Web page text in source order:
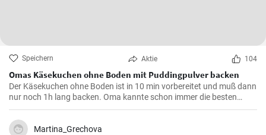
Speichern Aktie 104
Omas Käsekuchen ohne Boden mit Puddingpulver backen
Der Käsekuchen ohne Boden ist in 10 min vorbereitet und muß dann
nur noch 1h lang backen. Oma kannte schon immer die besten
Käsekuchen Rezepte für den Kaffeetisch und dieser wird mit Vanille
Puddingpulver stabilisiert.
Martina_Grechova